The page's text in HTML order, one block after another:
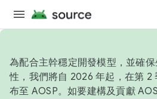
為配合主幹穩定開發模型，並確
性，我們將自 2026 年起，在第 2
布至 AOSP。如要建構及貢獻